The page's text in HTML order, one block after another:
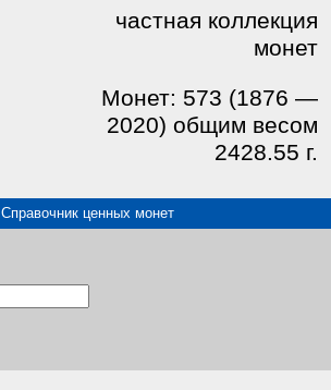
частная коллекция
монет
Монет: 573 (1876 —
2020) общим весом
2428.55 г.
Справочник ценных монет